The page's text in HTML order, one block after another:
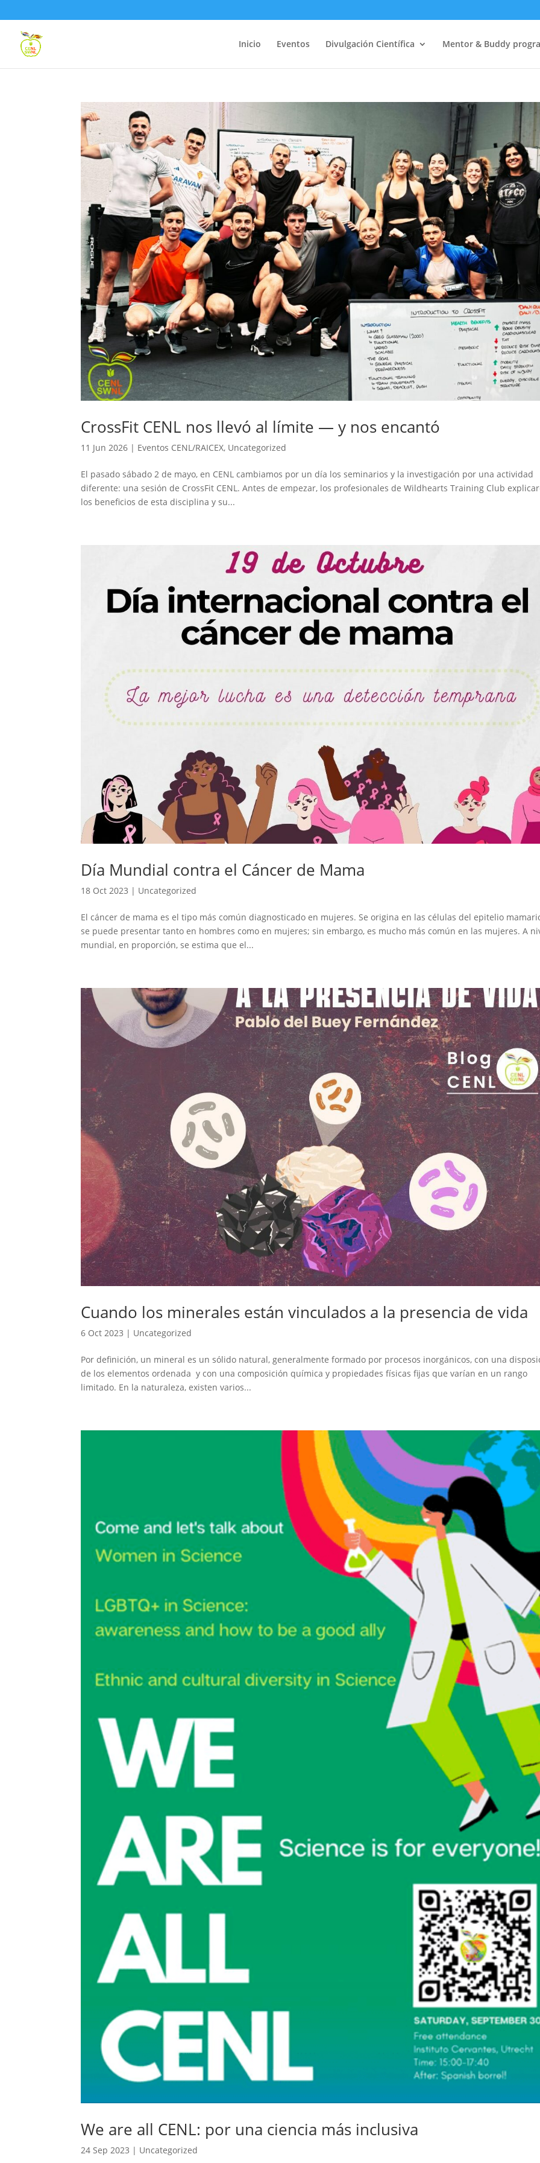
Inicio Eventos Divulgación Científica Mentor & Buddy
CrossFit CENL nos llevó al límite — y nos encantó
11 Jun 2026 | Eventos CENL/RAICEX, Uncategorized
El pasado sábado 2 de mayo, en CENL cambiamos por un día los seminarios y la investigación por una actividad
diferente: una sesión de CrossFit CENL. Antes de empezar, los profesionales de Wildhearts Training Club
los beneficios de esta disciplina y su...
Día Mundial contra el Cáncer de Mama
18 Oct 2023 | Uncategorized
El cáncer de mama es el tipo más común diagnosticado en mujeres. Se origina en las células del epitelio
se puede presentar tanto en hombres como en mujeres; sin embargo, es mucho más común en las mujeres. A
mundial, en proporción, se estima que el...
Cuando los minerales están vinculados a la presencia de vida
6 Oct 2023 | Uncategorized
Por definición, un mineral es un sólido natural, generalmente formado por procesos inorgánicos, con una
de los elementos ordenada y con una composición química y propiedades físicas fijas que varían en un rango
limitado. En la naturaleza, existen varios...
We are all CENL: por una ciencia más inclusiva
24 Sep 2023 | Uncategorized